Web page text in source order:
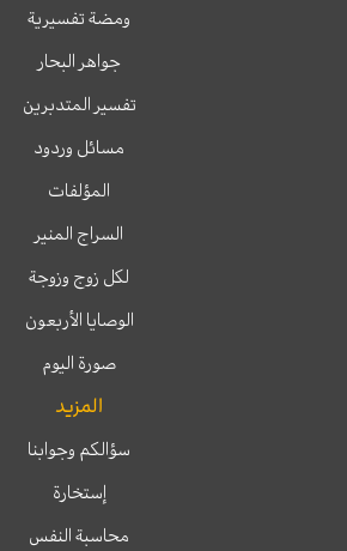
ومضة تفسيرية
جواهر البحار
تفسير المتدبرين
مسائل وردود
المؤلفات
السراج المنير
لكل زوج وزوجة
الوصايا الأربعون
صورة اليوم
المزيد
سؤالكم وجوابنا
إستخارة
محاسبة النفس